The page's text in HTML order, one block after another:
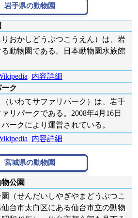
岩手県の動物園
おかしどうぶつこうえん）は、岩
動物園である。日本動物園水族館
内容詳細
ク
いわてサファリパーク）は、岩手
リパークである。2008年4月16日
ークにより運営されている。
内容詳細
宮城県の動物園
公園
（せんだいしやぎやまどうぶつこ
台市太白区にある仙台市立の動物